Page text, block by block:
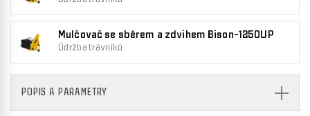
Mulčovač se sběrem a zdvihem Bison-1250UP
Údržba trávníků
POPIS A PARAMETRY